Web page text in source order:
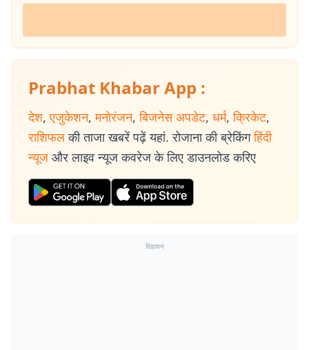
Prabhat Khabar App :
देश, एजुकेशन, मनोरंजन, बिजनेस अपडेट, धर्म, क्रिकेट,
राशिफल की ताजा खबरें पढ़ें यहां. रोजाना की ब्रेकिंग हिंदी
न्यूज और लाइव न्यूज कवरेज के लिए डाउनलोड करिए
विज्ञापन